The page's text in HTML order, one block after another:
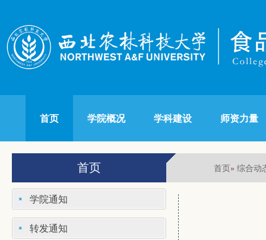
首页 学院概况 学科建设 师资力量
首页 首页» 综合动
学院通知
转发通知